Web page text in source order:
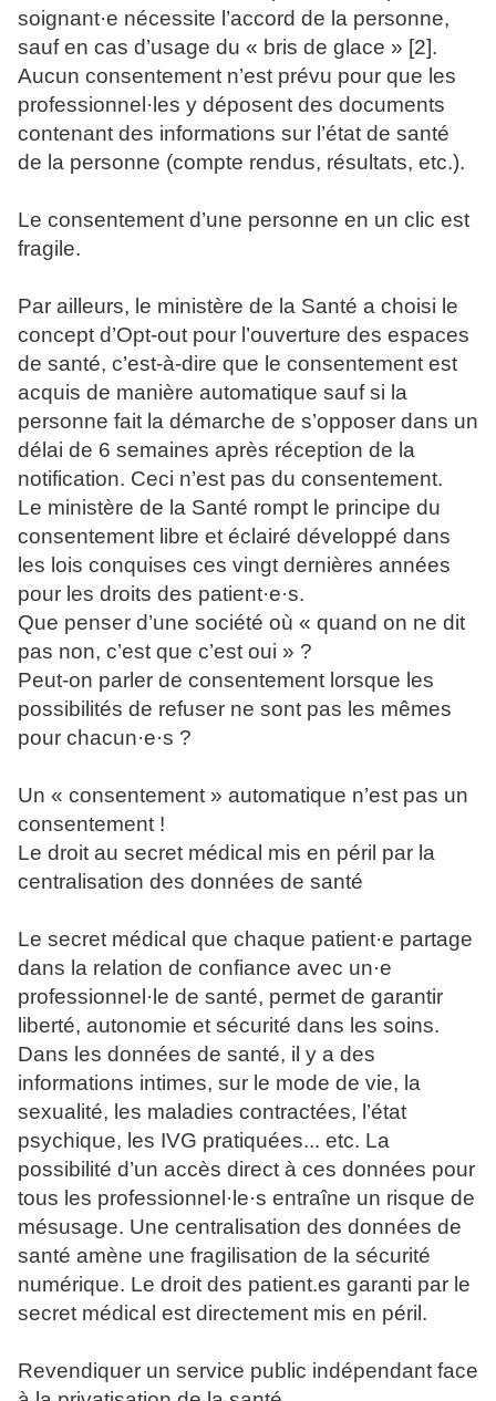
soignant·e nécessite l’accord de la personne,
sauf en cas d’usage du « bris de glace » [2].
Aucun consentement n’est prévu pour que les
professionnel·les y déposent des documents
contenant des informations sur l’état de santé
de la personne (compte rendus, résultats, etc.).
Le consentement d’une personne en un clic est
fragile.
Par ailleurs, le ministère de la Santé a choisi le
concept d’Opt-out pour l’ouverture des espaces
de santé, c’est-à-dire que le consentement est
acquis de manière automatique sauf si la
personne fait la démarche de s’opposer dans un
délai de 6 semaines après réception de la
notification. Ceci n’est pas du consentement.
Le ministère de la Santé rompt le principe du
consentement libre et éclairé développé dans
les lois conquises ces vingt dernières années
pour les droits des patient·e·s.
Que penser d’une société où « quand on ne dit
pas non, c’est que c’est oui » ?
Peut-on parler de consentement lorsque les
possibilités de refuser ne sont pas les mêmes
pour chacun·e·s ?
Un « consentement » automatique n’est pas un
consentement !
Le droit au secret médical mis en péril par la
centralisation des données de santé
Le secret médical que chaque patient·e partage
dans la relation de confiance avec un·e
professionnel·le de santé, permet de garantir
liberté, autonomie et sécurité dans les soins.
Dans les données de santé, il y a des
informations intimes, sur le mode de vie, la
sexualité, les maladies contractées, l’état
psychique, les IVG pratiquées... etc. La
possibilité d’un accès direct à ces données pour
tous les professionnel·le·s entraîne un risque de
mésusage. Une centralisation des données de
santé amène une fragilisation de la sécurité
numérique. Le droit des patient.es garanti par le
secret médical est directement mis en péril.
Revendiquer un service public indépendant face